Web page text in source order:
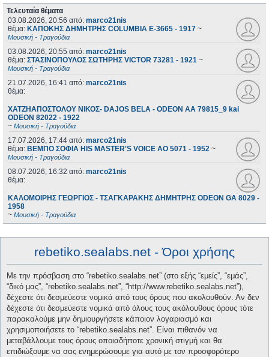
Τελευταία θέματα
03.08.2026, 20:56 από: marco21nis
θέμα: ΚΑΠΟΚΗΣ ΔΗΜΗΤΡΗΣ COLUMBIA E-3665 - 1917 ~
Μουσική - Τραγούδια
03.08.2026, 20:55 από: marco21nis
θέμα: ΣΤΑΣΙΝΟΠΟΥΛΟΣ ΣΩΤΗΡΗΣ VICTOR 73281 - 1921 ~
Μουσική - Τραγούδια
21.07.2026, 16:41 από: marco21nis
θέμα:
ΧΑΤΖΗΑΠΟΣΤΟΛΟΥ ΝΙΚΟΣ- DAJOS BELA - ODEON AA 79815_9 kai
ODEON 82022 - 1922
~ Μουσική - Τραγούδια
17.07.2026, 17:44 από: marco21nis
θέμα: ΒΕΜΠΟ ΣΟΦΙΑ HIS MASTER'S VOICE AO 5071 - 1952 ~
Μουσική - Τραγούδια
08.07.2026, 16:32 από: marco21nis
θέμα:
ΚΑΛΟΜΟΙΡΗΣ ΓΕΩΡΓΙΟΣ - ΤΣΑΓΚΑΡΑΚΗΣ ΔΗΜΗΤΡΗΣ ODEON GA 8029 -
1958
~ Μουσική - Τραγούδια
rebetiko.sealabs.net - Όροι χρήσης
Με την πρόσβαση στο “rebetiko.sealabs.net” (στο εξής “εμείς”, “εμάς”,
“δικό μας”, “rebetiko.sealabs.net”, “http://www.rebetiko.sealabs.net”),
δέχεστε ότι δεσμεύεστε νομικά από τους όρους που ακολουθούν. Αν δεν
δέχεστε ότι δεσμεύεστε νομικά από όλους τους ακόλουθους όρους τότε
παρακαλούμε μην δημιουργήσετε κάποιον λογαριασμό και
χρησιμοποιήσετε το “rebetiko.sealabs.net”. Είναι πιθανόν να
μεταβάλλουμε τους όρους οποιαδήποτε χρονική στιγμή και θα
επιδιώξουμε να σας ενημερώσουμε για αυτό με τον προσφορότερο